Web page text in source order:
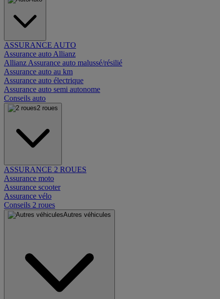
ASSURANCE AUTO
Assurance auto Allianz
Allianz Assurance auto malussé/résilié
Assurance auto au km
Assurance auto électrique
Assurance auto semi autonome
Conseils auto
2 roues
ASSURANCE 2 ROUES
Assurance moto
Assurance scooter
Assurance vélo
Conseils 2 roues
Autres véhicules